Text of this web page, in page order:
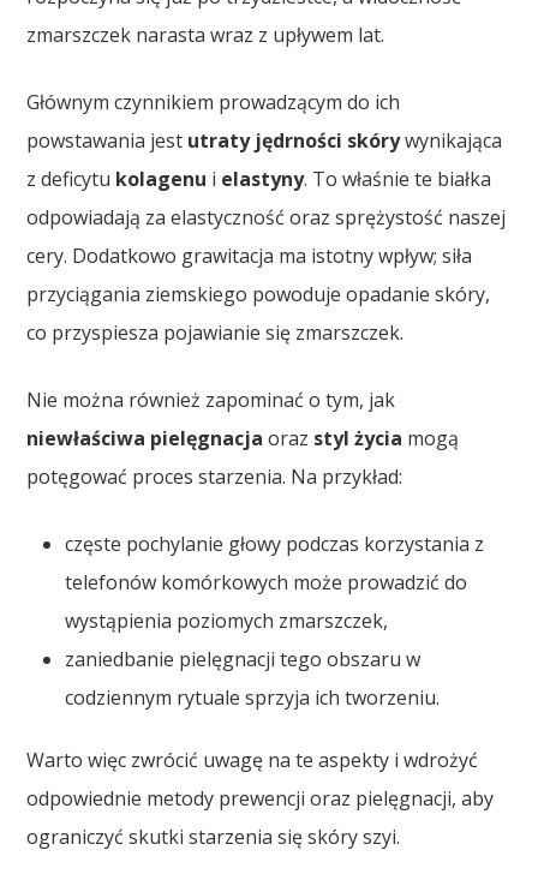
zmarszczek narasta wraz z upływem lat.
Głównym czynnikiem prowadzącym do ich
powstawania jest utraty jędrności skórywynikająca
z deficytu kolagenu i elastyny. To właśnie te białka
odpowiadają za elastyczność oraz sprężystość naszej
cery. Dodatkowo grawitacja ma istotny wpływ; siła
przyciągania ziemskiego powoduje opadanie skóry,
co przyspiesza pojawianie się zmarszczek.
Nie można również zapominać o tym, jak
niewłaściwa pielęgnacja oraz styl życia mogą
potęgować proces starzenia. Na przykład:
częste pochylanie głowy podczas korzystania z
telefonów komórkowych może prowadzić do
wystąpienia poziomych zmarszczek,
zaniedbanie pielęgnacji tego obszaru w
codziennym rytuale sprzyja ich tworzeniu.
Warto więc zwrócić uwagę na te aspekty i wdrożyć
odpowiednie metody prewencji oraz pielęgnacji, aby
ograniczyć skutki starzenia się skóry szyi.